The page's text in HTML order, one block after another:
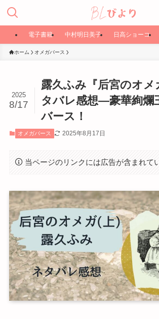
電子書籍 中村明日美子 日高ショーコ
ホーム オメガバース
露久ふみ『后宮のオメ
タバレ感想―豪華絢爛
バース！
2025
8/17
オメガバース 2025年8月17日
当ページのリンクには広告が含まれて